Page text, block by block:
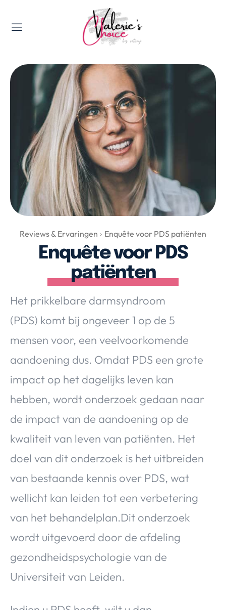
Valerie's Topics
Travel & Culture
Food & Drinks
Happyness & Opmerkelijk
Lifestyle, Sport & Duurzaamheid
Gadgets & Tech
Top 5 van Valerie
Health & Beauty
Huis & Tuin
Nieuws & Media
Over Valerie
Over Valerie
De Top 5
VALERIE'S CHOICE
Food & Drinks Health & Beauty Gadgets
Huis & Tuin
Travel
Lifestyle
Reviews & Ervaringen Enquête voor PDS patiënten
Enquête voor PDS
patiënten
Het prikkelbare darmsyndroom
(PDS) komt bij ongeveer 1 op de 5
mensen voor, een veelvoorkomende
aandoening dus. Omdat PDS een grote
impact op het dagelijks leven kan
hebben, wordt onderzoek gedaan naar
de impact van de aandoening op de
kwaliteit van leven van patiënten. Het
doel van dit onderzoek is het uitbreiden
van bestaande kennis over PDS, wat
wellicht kan leiden tot een verbetering
van het behandelplan.Dit onderzoek
wordt uitgevoerd door de afdeling
gezondheidspsychologie van de
Universiteit van Leiden.